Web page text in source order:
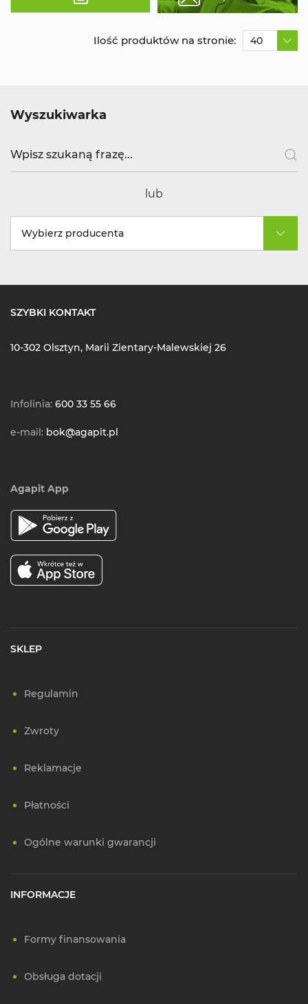
Ilość produktów na stronie: 40
Wyszukiwarka
lub
Wybierz producenta
SZYBKI KONTAKT
10-302 Olsztyn, Marii Zientary-Malewskiej 26
Infolinia: 600 33 55 66
e-mail: bok@agapit.pl
Agapit App
SKLEP
Regulamin
Zwroty
Reklamacje
Płatności
Ogólne warunki gwarancji
INFORMACJE
Formy finansowania
Obsługa dotacji